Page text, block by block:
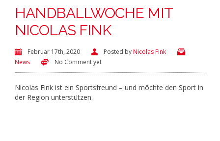
HANDBALLWOCHE MIT
NICOLAS FINK
Februar 17th, 2020 Posted byNicolas Fink
News
No Comment yet
Nicolas Fink ist ein Sportsfreund – und möchte den Sport in
der Region unterstützen.